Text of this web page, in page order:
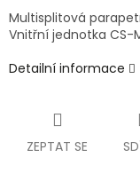
Multisplitová
Vnitřní jednotka CS-
Detailní informace
ZEPTAT SE